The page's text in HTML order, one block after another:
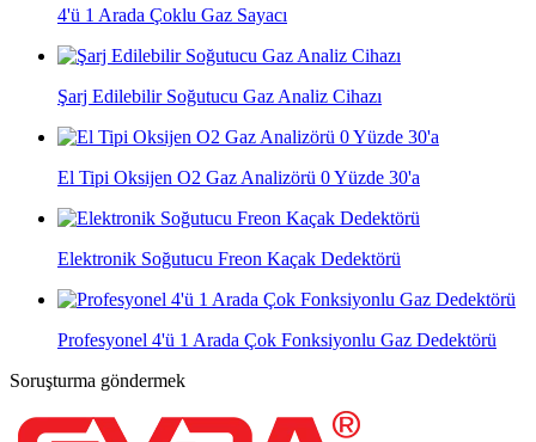
4'ü 1 Arada Çoklu Gaz Sayacı
Şarj Edilebilir Soğutucu Gaz Analiz Cihazı
El Tipi Oksijen O2 Gaz Analizörü 0 Yüzde 30'a
Elektronik Soğutucu Freon Kaçak Dedektörü
Profesyonel 4'ü 1 Arada Çok Fonksiyonlu Gaz Dedektörü
Soruşturma göndermek